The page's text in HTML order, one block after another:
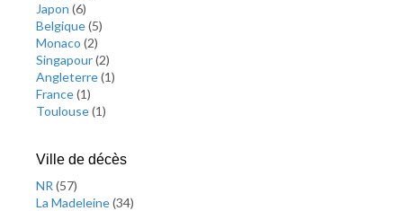
Japon (6)
Belgique(5)
Monaco (2)
Singapour(2)
Angleterre(1)
France(1)
Toulouse(1)
Ville de décès
NR (57)
La Madeleine(34)